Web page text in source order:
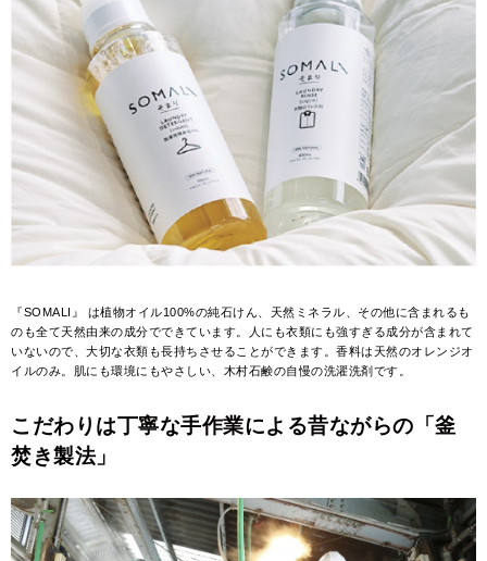
『SOMALI』 は植物オイル100%の純石けん、天然ミネラル、その他に含まれるも
のも全て天然由来の成分でできています。人にも衣類にも強すぎる成分が含まれて
いないので、大切な衣類も長持ちさせることができます。香料は天然のオレンジオ
イルのみ。肌にも環境にもやさしい、木村石鹸の自慢の洗濯洗剤です。
こだわりは丁寧な手作業による昔ながらの「釜
焚き製法」